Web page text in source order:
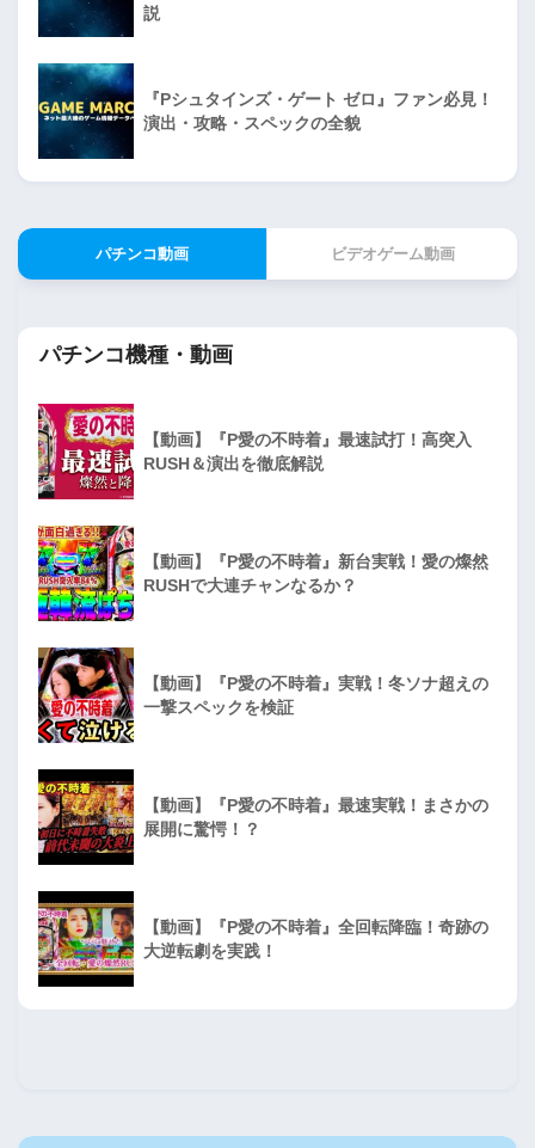
説
『Pシュタインズ・ゲート ゼロ』ファン必見！
演出・攻略・スペックの全貌
パチンコ動画 ビデオゲーム動画
パチンコ機種・動画
【動画】『P愛の不時着』最速試打！高突入
RUSH＆演出を徹底解説
【動画】『P愛の不時着』新台実戦！愛の燦然
RUSHで大連チャンなるか？
【動画】『P愛の不時着』実戦！冬ソナ超えの
一撃スペックを検証
【動画】『P愛の不時着』最速実戦！まさかの
展開に驚愕！？
【動画】『P愛の不時着』全回転降臨！奇跡の
大逆転劇を実践！